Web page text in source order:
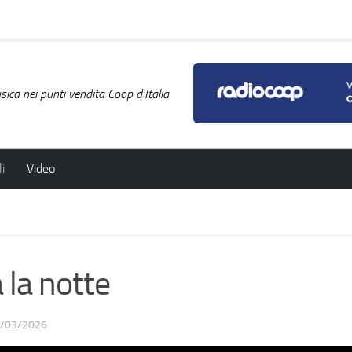
nei punti vendita Coop d'Italia
Video
la notte
03/2026